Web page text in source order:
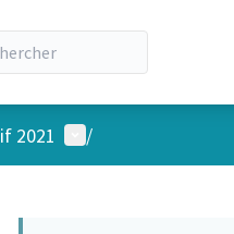
2021 Menu utilisateur
/